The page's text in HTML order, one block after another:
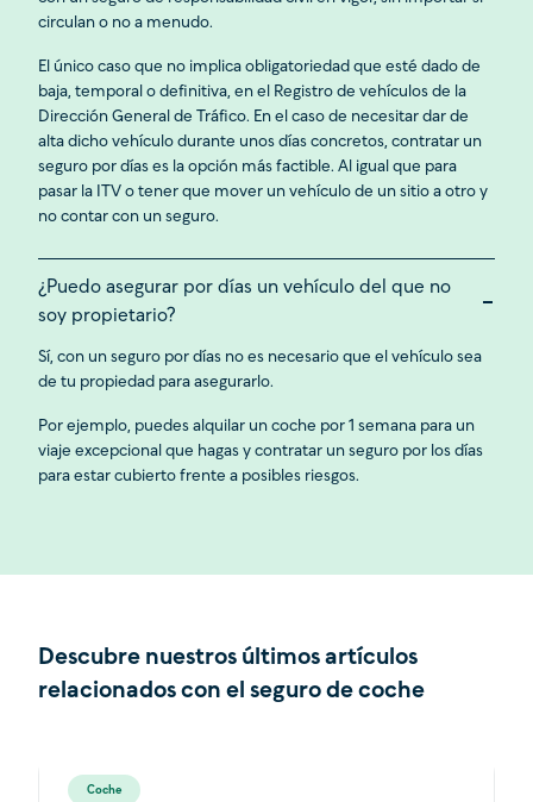
circulan o no a menudo.
El único caso que no implica obligatoriedad que esté dado de
baja, temporal o definitiva, en el Registro de vehículos de la
Dirección General de Tráfico. En el caso de necesitar dar de
alta dicho vehículo durante unos días concretos, contratar un
seguro por días es la opción más factible. Al igual que para
pasar la ITV o tener que mover un vehículo de un sitio a otro y
no contar con un seguro.
¿Puedo asegurar por días un vehículo del que no
soy propietario?
Sí, con un seguro por días no es necesario que el vehículo sea
de tu propiedad para asegurarlo.
Por ejemplo, puedes alquilar un coche por 1 semana para un
viaje excepcional que hagas y contratar un seguro por los días
para estar cubierto frente a posibles riesgos.
Descubre nuestros últimos artículos
relacionados con el seguro de coche
Coche